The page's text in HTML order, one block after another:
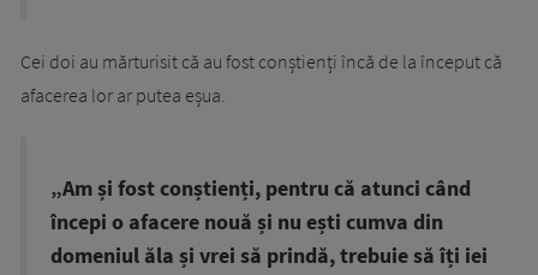
Cei doi au mărturisit că au fost conștienți încă de la început că
afacerea lor ar putea eșua.
„Am și fost conștienți, pentru că atunci când
începi o afacere nouă și nu ești cumva din
domeniul ăla și vrei să prindă, trebuie să îți iei